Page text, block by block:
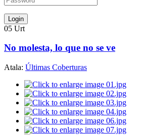
05 Urt
No molesta, lo que no se ve
Atala: Últimas Coberturas